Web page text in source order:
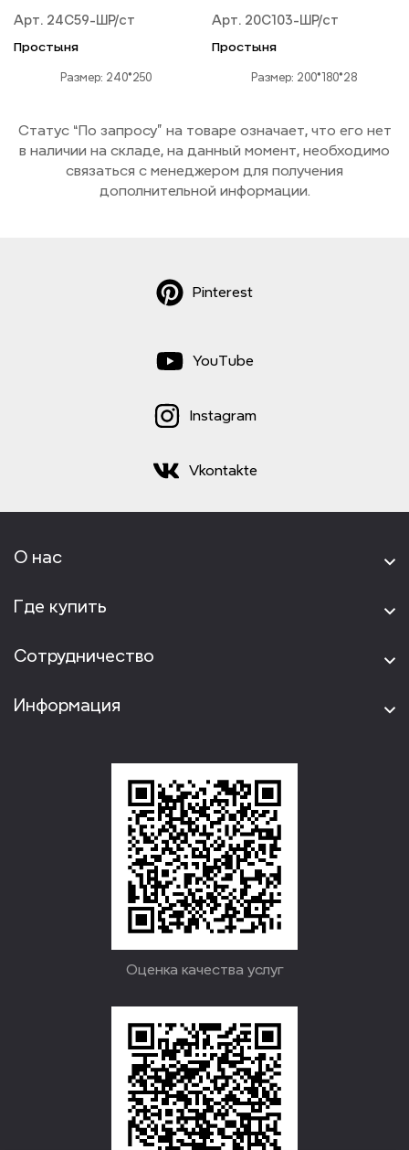
Арт. 24С59-ШР/ст
Простыня
Размер: 240*250
Арт. 20С103-ШР/ст
Простыня
Размер: 200*180*28
Статус “По запросу” на товаре означает, что его нет
в наличии на складе, на данный момент, необходимо
связаться с менеджером для получения
дополнительной информации.
YouTube
Instagram
Vkontakte
Pinterest
О нас
Где купить
Сотрудничество
Информация
Оценка качества услуг